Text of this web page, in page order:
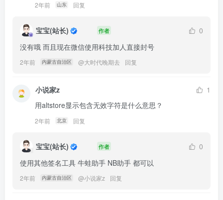
2年前 山东 回复
宝宝(站长) 作者
0
没有哦 而且现在微信使用科技加人直接封号
2年前 内蒙古自治区 @大时代晚期去 回复
小说家z
1
用altstore显示包含无效字符是什么意思？
2年前 北京 回复
宝宝(站长) 作者
0
使用其他签名工具 牛蛙助手 NB助手 都可以
2年前 内蒙古自治区 @小说家z 回复